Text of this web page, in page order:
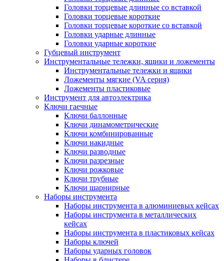
Головки торцевые длинные со вставкой
Головки торцевые короткие
Головки торцевые короткие со вставкой
Головки ударные длинные
Головки ударные короткие
Губцевый инструмент
Инструментальные тележки, ящики и ложементы
Инструментальные тележки и ящики
Ложементы мягкие (VA серия)
Ложементы пластиковые
Инструмент для автоэлектрика
Ключи гаечные
Ключи баллонные
Ключи динамометрические
Ключи комбинированные
Ключи накидные
Ключи разводные
Ключи разрезные
Ключи рожковые
Ключи трубные
Ключи шарнирные
Наборы инструмента
Наборы инструмента в алюминиевых кейсах
Наборы инструмента в металлических
кейсах
Наборы инструмента в пластиковых кейсах
Наборы ключей
Наборы ударных головок